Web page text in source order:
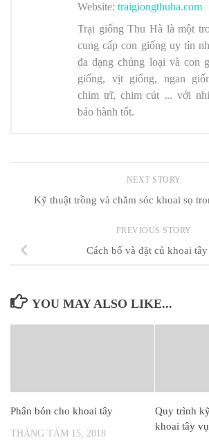
Website: traigiongthuha.com
Trại giống Thu Hà là một
cung cấp con giống uy tín
đa dạng chủng loại và con
giống, vịt giống, ngan
chim trĩ, chim cút ... với
bảo hành tốt.
NEXT STORY
Kỹ thuật trồng và chăm sóc khoai sọ
PREVIOUS STORY
Cách bổ và đặt củ khoai
YOU MAY ALSO LIKE...
Phân bón cho khoai tây
THÁNG TÁM 15, 2018
Quy trình
khoai tây